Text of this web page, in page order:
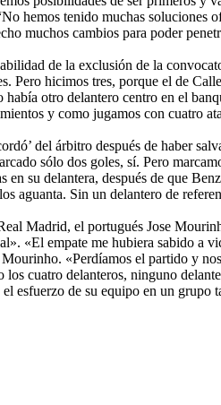
hemos tenido muchas soluciones
muchos cambios para poder
de la exclusión de la
Pero hicimos tres, porque el de
otro delantero centro en el
y como jugamos con cuatro
del árbitro después de haber
sólo dos goles, sí. Pero
su delantera, después de que
Sin un delantero de
Madrid, el portugués Jose
«El empate me hubiera sabido a
«Perdíamos el partido y
cuatro delanteros, ninguno
esfuerzo de su equipo en un